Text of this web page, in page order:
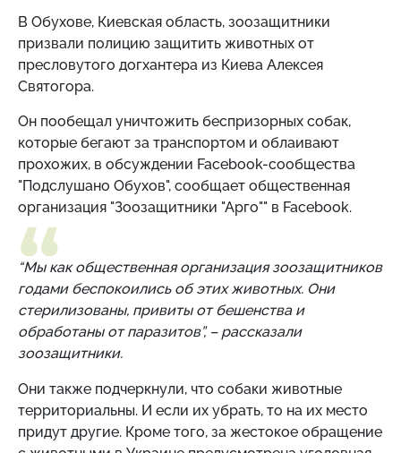
В Обухове, Киевская область, зоозащитники
призвали полицию защитить животных от
пресловутого догхантера из Киева Алексея
Святогора.
Он пообещал уничтожить беспризорных собак,
которые бегают за транспортом и облаивают
прохожих, в обсуждении Facebook-сообщества
"Подслушано Обухов", сообщает общественная
организация "Зоозащитники "Арго"" в Facebook.
“Мы как общественная организация зоозащитников
годами беспокоились об этих животных. Они
стерилизованы, привиты от бешенства и
обработаны от паразитов”, – рассказали
зоозащитники.
Они также подчеркнули, что собаки животные
территориальны. И если их убрать, то на их место
придут другие. Кроме того, за жестокое обращение